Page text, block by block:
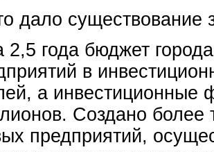
дало существование
2,5 года бюджет
в
а
Создано более
предприятий,